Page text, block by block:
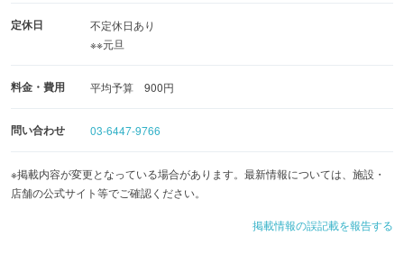
定休日
不定休日あり
※※元旦
料金・費用 平均予算 900円
問い合わせ 03-6447-9766
※掲載内容が変更となっている場合があります。最新情報については、施設・
店舗の公式サイト等でご確認ください。
掲載情報の誤記載を報告する